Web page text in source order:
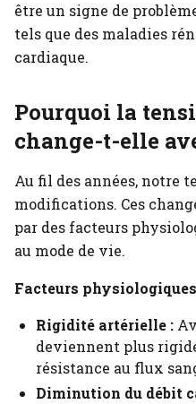
être un signe de
tels que des maladies
cardiaque.
Pourquoi la
change-t-elle
Au fil des années, notre
modifications. Ces
par des facteurs
au mode de vie.
Facteurs
Rigidité artérielle :
deviennent plus
résistance au flux
Diminution du débit